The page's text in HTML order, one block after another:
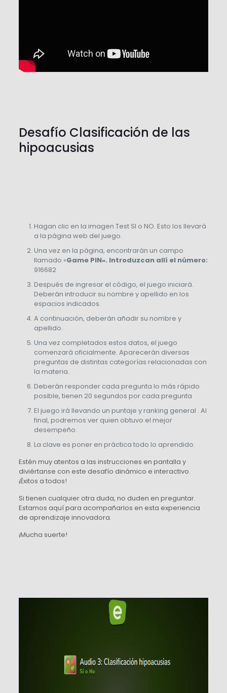
Desafío Clasificación de las
hipoacusias
Hagan clic en la imagen Test SI o NO. Esto los llevará
a la página web del juego.
Una vez en la página, encontrarán un campo
llamado «Game PIN». Introduzcan allí el número:
916682
Después de ingresar el código, el juego iniciará.
Deberán introducir su nombre y apellido en los
espacios indicados.
A continuación, deberán añadir su nombre y
apellido.
Una vez completados estos datos, el juego
comenzará oficialmente. Aparecerán diversas
preguntas de distintas categorías relacionadas con
la materia.
Deberán responder cada pregunta lo más rápido
posible, tienen 20 segundos por cada pregunta
El juego irá llevando un puntaje y ranking general . Al
final, podremos ver quien obtuvo el mejor
desempeño.
La clave es poner en práctica todo lo aprendido.
Estén muy atentos a las instrucciones en pantalla y
diviértanse con este desafío dinámico e interactivo.
¡Éxitos a todos!
Si tienen cualquier otra duda, no duden en preguntar.
Estamos aquí para acompañarlos en esta experiencia
de aprendizaje innovadora.
¡Mucha suerte!